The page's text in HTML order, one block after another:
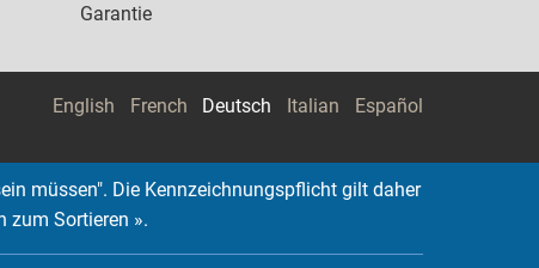
Garantie
English French Deutsch Italian Español
müssen". Die Kennzeichnungspflicht gilt daher
zum Sortieren ».